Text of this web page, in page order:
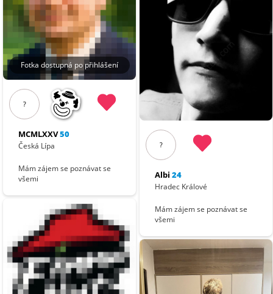
Fotka dostupná po přihlášení
?
MCMLXXV50
Česká Lípa
Mám zájem se poznávat se
všemi
?
Albi 24
Hradec Králové
Mám zájem se poznávat se
všemi